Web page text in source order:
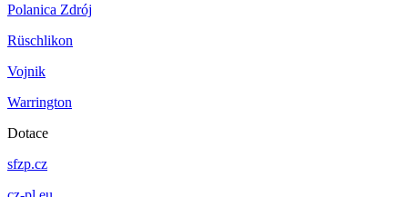
Polanica Zdrój
Rüschlikon
Vojnik
Warrington
Dotace
sfzp.cz